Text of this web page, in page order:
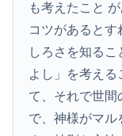
も考えたこと が
コツがあるとす
しろさを知る
よし」を考える
て、それで世間
で、神様がマル